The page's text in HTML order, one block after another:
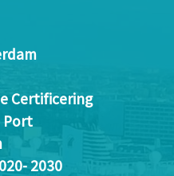
Certificering
Port
2030